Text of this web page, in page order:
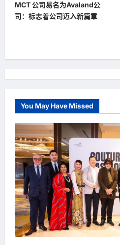
t
n
g
a
t
i
o
n
MCT 公司易名为Avaland公
司：标志着公司迈入新篇章
You May Have Missed